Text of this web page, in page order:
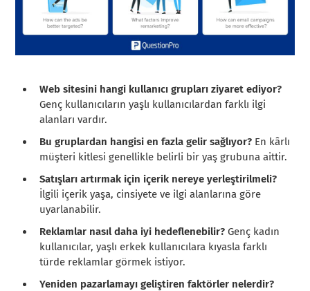
Web sitesini hangi kullanıcı grupları ziyaret ediyor?
Genç kullanıcıların yaşlı kullanıcılardan farklı ilgi
alanları vardır.
Bu gruplardan hangisi en fazla gelir sağlıyor? En kârlı
müşteri kitlesi genellikle belirli bir yaş grubuna aittir.
Satışları artırmak için içerik nereye yerleştirilmeli?
İlgili içerik yaşa, cinsiyete ve ilgi alanlarına göre
uyarlanabilir.
Reklamlar nasıl daha iyi hedeflenebilir? Genç kadın
kullanıcılar, yaşlı erkek kullanıcılara kıyasla farklı
türde reklamlar görmek istiyor.
Yeniden pazarlamayı geliştiren faktörler nelerdir?